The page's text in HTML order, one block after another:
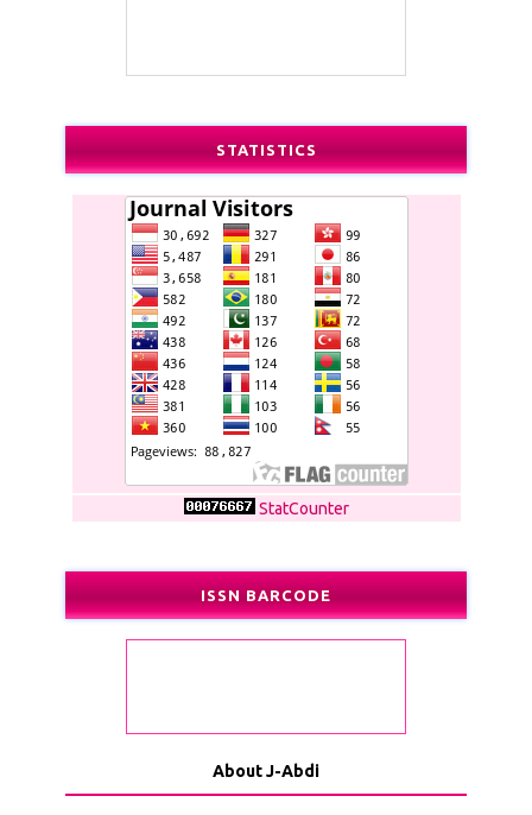
STATISTICS
StatCounter
ISSN BARCODE
About J-Abdi